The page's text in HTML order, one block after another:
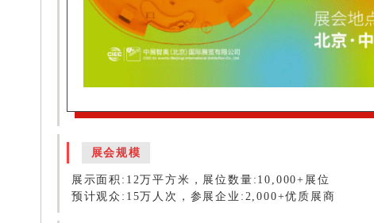
展会规模
展示面积:12万平方米，展位数量:10,000+展位
预计观众:15万人次，参展企业:2,000+优质展商